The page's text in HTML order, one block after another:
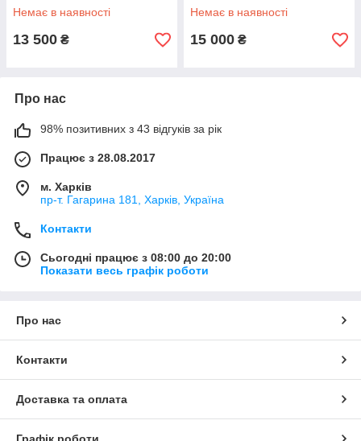
Немає в наявності
13 500 ₴
Немає в наявності
15 000 ₴
Про нас
98% позитивних з 43 відгуків за рік
Працює з 28.08.2017
м. Харків
пр-т. Гагарина 181, Харків, Україна
Контакти
Сьогодні працює з 08:00 до 20:00
Показати весь графік роботи
Про нас
Контакти
Доставка та оплата